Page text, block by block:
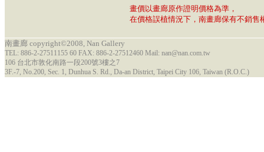
畫價以畫廊原作證明價格為準，
在價格誤植情況下，南畫廊保有不銷售
南畫廊 copyright©2008, Nan Gallery
TEL: 886-2-27511155 60 FAX: 886-2-27512460 Mail: nan@nan.com.tw
106 台北市敦化南路一段200號3樓之7
3F.-7, No.200, Sec. 1, Dunhua S. Rd., Da-an District, Taipei City 106, Taiwan (R.O.C.)